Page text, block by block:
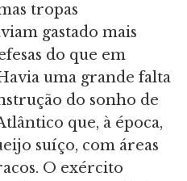
tropas
gastado mais
do que em
uma grande falta
do sonho de
que, à época,
suíço, com áreas
O exército